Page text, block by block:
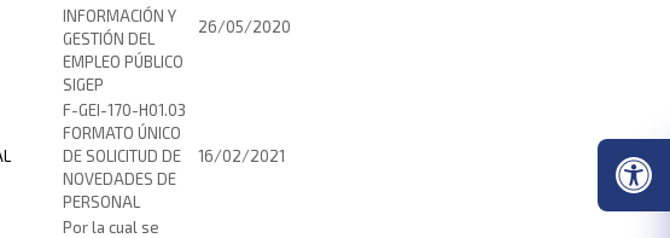
INFORMACIÓN Y
GESTIÓN DEL
EMPLEO PÚBLICO
SIGEP
26/05/2020
F-GEI-170-H01.03
FORMATO ÚNICO
DE SOLICITUD DE
NOVEDADES DE
PERSONAL
16/02/2021
Por la cual se